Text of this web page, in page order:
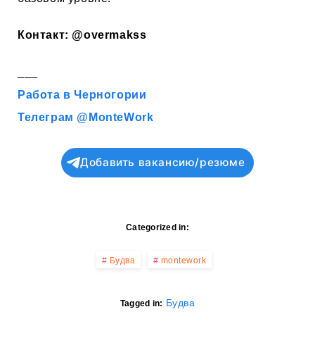
Контакт: @overmakss
Работа в Черногории
Телеграм @MonteWork
Добавить вакансию/резюме
Categorized in:
Будва montework
Tagged in: Будва